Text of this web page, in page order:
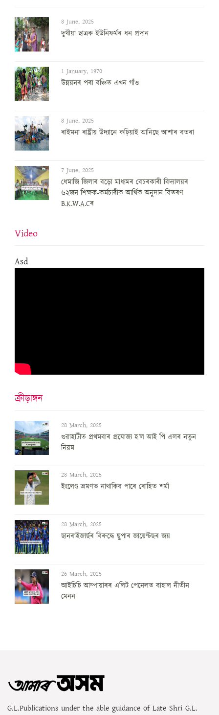
8 June, 2025
দুখীয়া ছাত্ৰক ইউনিফৰ্মৰ ধন প্ৰদান
1 January, 1970
উন্নয়নৰ পৰা বঞ্চিত এখন গাঁও
8 June, 2025
ৰাইমনা ৰাষ্ট্ৰীয় উদ্যানে কঢ়িয়াই আনিছে আশাৰ বতৰা
7 June, 2025
ধেমাজি জিলাৰ বড়ো মাধ্যমৰ বেচৰকাৰী বিদ্যালয়ৰ
৬২জন শিক্ষক-কৰ্মচাৰীক আৰ্থিক অনুদান বিতৰণ
B.K.W.A.Cৰ
Video
Asd
ক্ৰীড়াঙ্গন
28 March, 2025
গুৱাহাটীত প্ৰথমবাৰ প্ৰযোজ্য হ’ল আই পি এলৰ নতুন
নিয়ম
28 March, 2025
ইংলেণ্ড ভ্ৰমণত নাথাকিব পাৰে ৰোহিত শৰ্মা
28 March, 2025
ছানৰাইজাৰ্ছৰ বিৰুদ্ধে ছুপাৰ জায়েণ্টছৰ জয়
26 March, 2025
আইচিচি আম্পায়াৰৰ এলিট পেনেলত বাহাল নীতীন
মেনন
G.L.Publications under the able guidance of Late Shri G.L.